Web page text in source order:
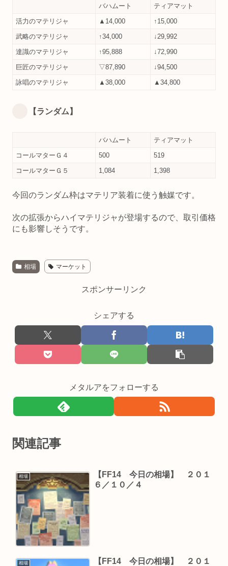
バハムート
ティアマット
活力のマテリジャ
▲14,000
↑15,000
武略のマテリジャ
↑34,000
↓29,992
達識のマテリジャ
↑95,888
↓72,990
巨匠のマテリジャ
▽87,890
↓94,500
詠唱のマテリジャ
▲38,000 ▲34,800
【ランダム】
バハムート
ティアマット
コールマターＧ４
500
519
コールマターＧ５
1,084 1,398
今回のランダム枠はマテリア装着に使う触媒です。
次の拡張からハイマテリジャが登場するので、取引価格
にも影響しそうです。
相場 マーケット
スポンサーリンク
シェアする
メタルアをフォローする
関連記事
相場
【FF14 今日の相場】 ２０１
６／１０／４
相場
【FF14 今日の相場】 ２０１